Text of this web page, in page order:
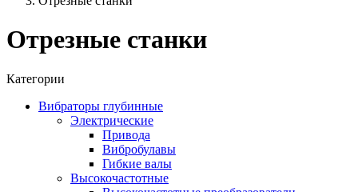
Отрезные станки
Категории
Вибраторы глубинные
Электрические
Привода
Вибробулавы
Гибкие валы
Высокочастотные